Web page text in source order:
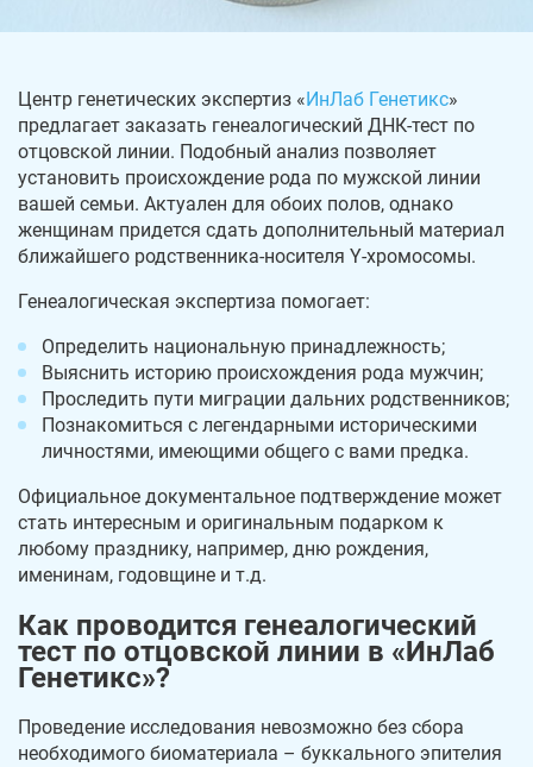
Центр генетических экспертиз « ИнЛаб Генетикс»
предлагает заказать генеалогический ДНК-тест по
отцовской линии. Подобный анализ позволяет
установить происхождение рода по мужской линии
вашей семьи. Актуален для обоих полов, однако
женщинам придется сдать дополнительный материал
ближайшего родственника-носителя Y-хромосомы.
Генеалогическая экспертиза помогает:
Определить национальную принадлежность;
Выяснить историю происхождения рода мужчин;
Проследить пути миграции дальних родственников;
Познакомиться с легендарными историческими
личностями, имеющими общего с вами предка.
Официальное документальное подтверждение может
стать интересным и оригинальным подарком к
любому празднику, например, дню рождения,
именинам, годовщине и т.д.
Как проводится генеалогический
тест по отцовской линии в «ИнЛаб
Генетикс»?
Проведение исследования невозможно без сбора
необходимого биоматериала – буккального эпителия